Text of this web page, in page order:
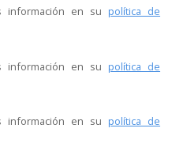
información en su política de
información en su política de
información en su política de